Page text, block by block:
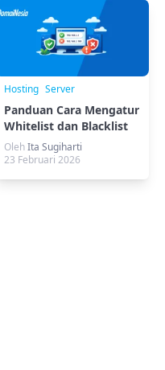
Hosting Server
Panduan Cara Mengatur
Whitelist dan Blacklist
IP di aaPanel
OlehIta Sugiharti
23 Februari 2026